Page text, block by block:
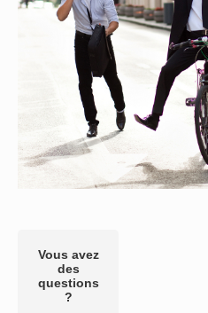
Vous avez
des
questions
?